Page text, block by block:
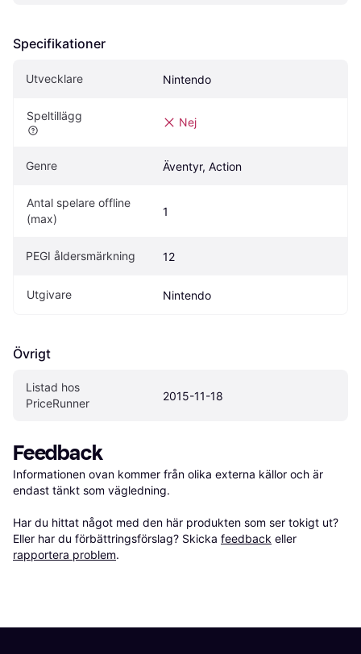
Specifikationer
Utvecklare Nintendo
Speltillägg Nej
Genre Äventyr, Action
Antal spelare offline
(max)
1
PEGI åldersmärkning 12
Utgivare Nintendo
Övrigt
Listad hos
PriceRunner
2015-11-18
Feedback
Informationen ovan kommer från olika externa källor och är
endast tänkt som vägledning.
Har du hittat något med den här produkten som ser tokigt ut?
Eller har du förbättringsförslag? Skicka feedback eller
rapportera problem.